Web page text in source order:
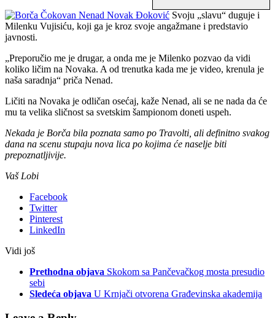
Svoju „slavu“ duguje i
Milenku Vujisiću, koji ga je kroz svoje angažmane i predstavio
javnosti.
„Preporučio me je drugar, a onda me je Milenko pozvao da vidi
koliko ličim na Novaka. A od trenutka kada me je video, krenula je
naša saradnja“ priča Nenad.
Ličiti na Novaka je odličan osećaj, kaže Nenad, ali se ne nada da će
mu ta velika sličnost sa svetskim šampionom doneti uspeh.
Nekada je Borča bila poznata samo po Travolti, ali definitno svakog
dana na scenu stupaju nova lica po kojima će naselje biti
prepoznatljivije.
Vaš Lobi
Facebook
Twitter
Pinterest
LinkedIn
Vidi još
Prethodna objava Skokom sa Pančevačkog mosta presudio
sebi
Sledeća objava U Krnjači otvorena Građevinska akademija